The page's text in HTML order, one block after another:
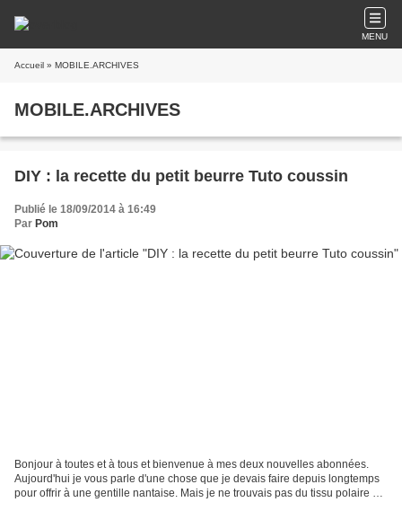
MENU
Accueil » MOBILE.ARCHIVES
MOBILE.ARCHIVES
DIY : la recette du petit beurre Tuto coussin
Publié le 18/09/2014 à 16:49
Par Pom
Bonjour à toutes et à tous et bienvenue à mes deux nouvelles abonnées.
Aujourd'hui je vous parle d'une chose que je devais faire depuis longtemps
pour offrir à une gentille nantaise. Mais je ne trouvais pas du tissu polaire de